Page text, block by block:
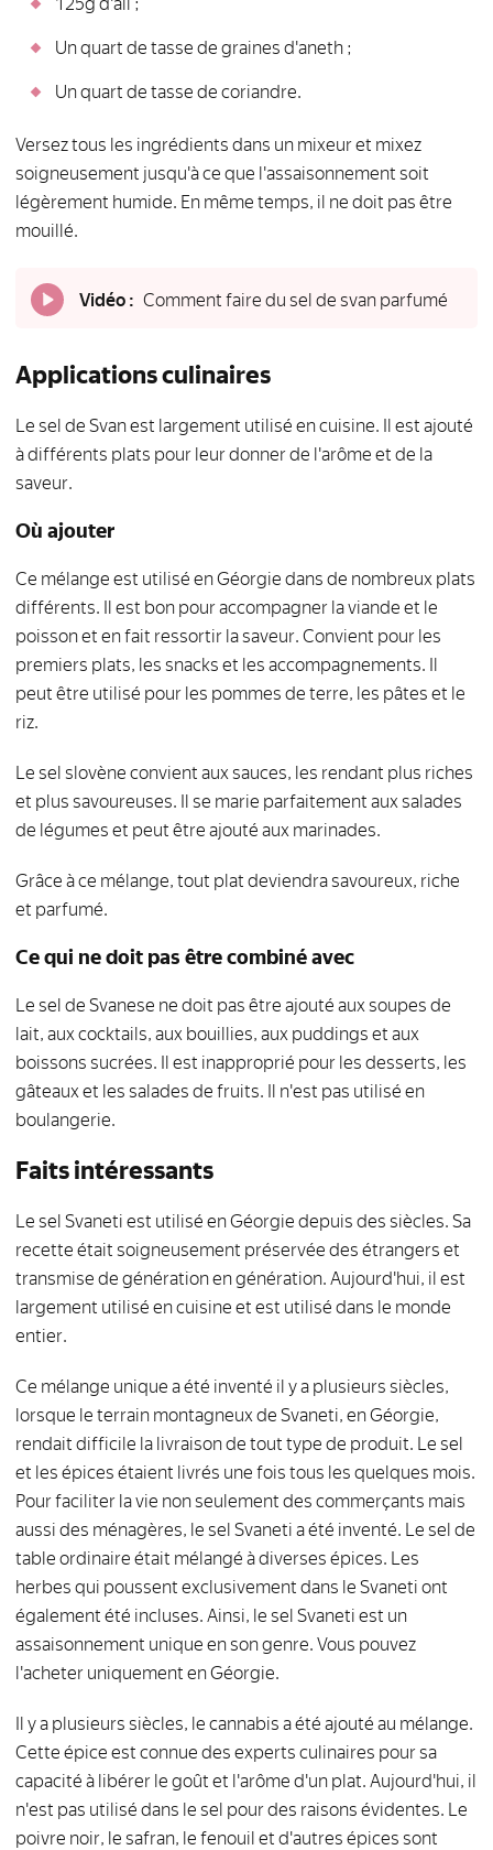
Un quart de tasse de graines d'aneth ;
Un quart de tasse de coriandre.
Versez tous les ingrédients dans un mixeur et mixez
soigneusement jusqu'à ce que l'assaisonnement soit
légèrement humide. En même temps, il ne doit pas être
mouillé.
Vidéo : Comment faire du sel de svan parfumé
Applications culinaires
Le sel de Svan est largement utilisé en cuisine. Il est ajouté
à différents plats pour leur donner de l'arôme et de la
saveur.
Où ajouter
Ce mélange est utilisé en Géorgie dans de nombreux plats
différents. Il est bon pour accompagner la viande et le
poisson et en fait ressortir la saveur. Convient pour les
premiers plats, les snacks et les accompagnements. Il
peut être utilisé pour les pommes de terre, les pâtes et le
riz.
Le sel slovène convient aux sauces, les rendant plus riches
et plus savoureuses. Il se marie parfaitement aux salades
de légumes et peut être ajouté aux marinades.
Grâce à ce mélange, tout plat deviendra savoureux, riche
et parfumé.
Ce qui ne doit pas être combiné avec
Le sel de Svanese ne doit pas être ajouté aux soupes de
lait, aux cocktails, aux bouillies, aux puddings et aux
boissons sucrées. Il est inapproprié pour les desserts, les
gâteaux et les salades de fruits. Il n'est pas utilisé en
boulangerie.
Faits intéressants
Le sel Svaneti est utilisé en Géorgie depuis des siècles. Sa
recette était soigneusement préservée des étrangers et
transmise de génération en génération. Aujourd'hui, il est
largement utilisé en cuisine et est utilisé dans le monde
entier.
Ce mélange unique a été inventé il y a plusieurs siècles,
lorsque le terrain montagneux de Svaneti, en Géorgie,
rendait difficile la livraison de tout type de produit. Le sel
et les épices étaient livrés une fois tous les quelques mois.
Pour faciliter la vie non seulement des commerçants mais
aussi des ménagères, le sel Svaneti a été inventé. Le sel de
table ordinaire était mélangé à diverses épices. Les
herbes qui poussent exclusivement dans le Svaneti ont
également été incluses. Ainsi, le sel Svaneti est un
assaisonnement unique en son genre. Vous pouvez
l'acheter uniquement en Géorgie.
Il y a plusieurs siècles, le cannabis a été ajouté au mélange.
Cette épice est connue des experts culinaires pour sa
capacité à libérer le goût et l'arôme d'un plat. Aujourd'hui, il
n'est pas utilisé dans le sel pour des raisons évidentes. Le
poivre noir, le safran, le fenouil et d'autres épices sont